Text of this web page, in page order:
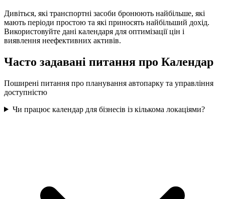
Дивіться, які транспортні засоби бронюють найбільше, які
мають періоди простою та які приносять найбільший дохід.
Використовуйте дані календаря для оптимізації цін і
виявлення неефективних активів.
Часто задавані питання про Календар
Поширені питання про планування автопарку та управління
доступністю
Чи працює календар для бізнесів із кількома локаціями?